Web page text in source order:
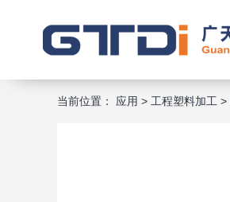
当前位置： 应用 > 工程塑料加工 >